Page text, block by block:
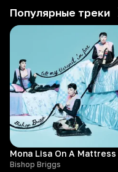
Популярные треки
Mona Lisa On A Mattress
Bishop Briggs